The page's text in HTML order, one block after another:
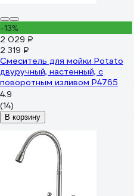
-13%
2 029 ₽
2 319 ₽
Смеситель для мойки Potato
двуручный, настенный, с
поворотным изливом P4765
4.9
(14)
В корзину